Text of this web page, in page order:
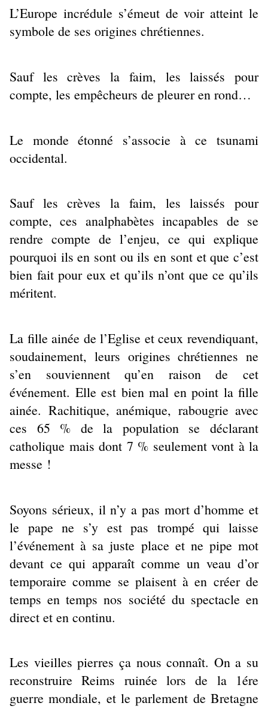
L’Europe incrédule s’émeut de voir atteint le
symbole de ses origines chrétiennes.
Sauf les crèves la faim, les laissés pour
compte, les empêcheurs de pleurer en rond…
Le monde étonné s’associe à ce tsunami
occidental.
Sauf les crèves la faim, les laissés pour
compte, ces analphabètes incapables de se
rendre compte de l’enjeu, ce qui explique
pourquoi ils en sont ou ils en sont et que c’est
bien fait pour eux et qu’ils n’ont que ce qu’ils
méritent.
La fille ainée de l’Eglise et ceux revendiquant,
soudainement, leurs origines chrétiennes ne
s’en souviennent qu’en raison de cet
événement. Elle est bien mal en point la fille
ainée. Rachitique, anémique, rabougrie avec
ces 65 % de la population se déclarant
catholique mais dont 7 % seulement vont à la
messe !
Soyons sérieux, il n’y a pas mort d’homme et
le pape ne s’y est pas trompé qui laisse
l’événement à sa juste place et ne pipe mot
devant ce qui apparaît comme un veau d’or
temporaire comme se plaisent à en créer de
temps en temps nos société du spectacle en
direct et en continu.
Les vieilles pierres ça nous connaît. On a su
reconstruire Reims ruinée lors de la 1ére
guerre mondiale, et le parlement de Bretagne